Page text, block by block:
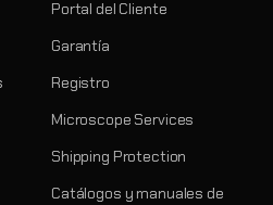
Portal del Cliente
Garantía
Registro
Microscope Services
Shipping Protection
Catálogos y manuales de